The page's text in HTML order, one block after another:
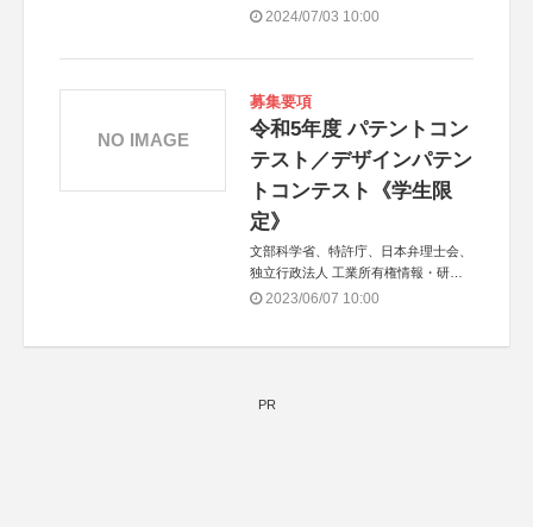
館（INPIT）
2024/07/03 10:00
募集要項
令和5年度 パテントコン
テスト／デザインパテン
トコンテスト《学生限
定》
文部科学省、特許庁、日本弁理士会、
独立行政法人 工業所有権情報・研修
館2023/06/07 10:00
NO IMAGE
PR